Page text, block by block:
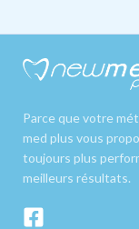
Parce que votre
med plus vous
toujours plus
meilleurs résultats.